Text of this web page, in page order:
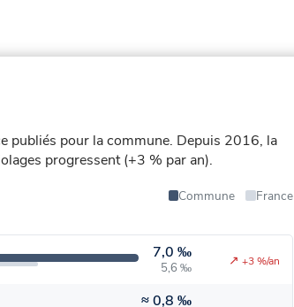
publiés pour la commune. Depuis 2016, la
progressent (+3 % par an).
Commune
France
7,0 ‰
5,6 ‰ ↗ +3 %/an
≈0,8 ‰